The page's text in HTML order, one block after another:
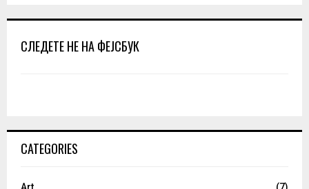
СЛЕДЕТЕ НЕ НА ФЕЈСБУК
CATEGORIES